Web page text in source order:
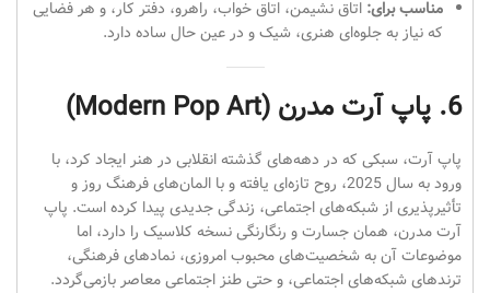
مناسب برای: اتاق نشیمن، اتاق خواب، راهرو، دفتر کار، و هر فضایی
که نیاز به جلوه‌ای هنری، شیک و در عین حال ساده دارد.
6. پاپ آرت مدرن (Modern Pop Art)
پاپ آرت، سبکی که در دهه‌های گذشته انقلابی در هنر ایجاد کرد، با
ورود به سال 2025، روح تازه‌ای یافته و با المان‌های فرهنگ روز و
تأثیرپذیری از شبکه‌های اجتماعی، زندگی جدیدی پیدا کرده است. پاپ
آرت مدرن، همان جسارت و رنگارنگی نسخه کلاسیک را دارد، اما
موضوعات آن به شخصیت‌های محبوب امروزی، نمادهای فرهنگی،
ترندهای شبکه‌های اجتماعی، و حتی طنز اجتماعی معاصر بازمی‌گردد.